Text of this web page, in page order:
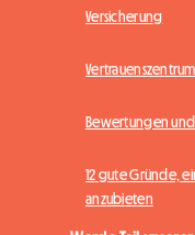
Versicherung
Vertrauenszentrum
Bewertungen
12 gute Gründe,
anzubieten